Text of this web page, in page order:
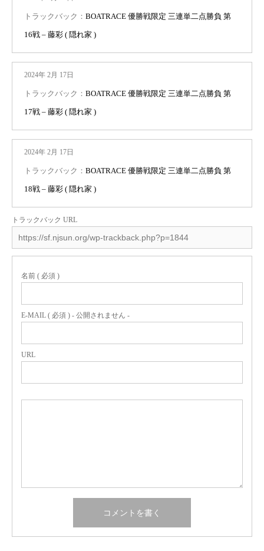
トラックバック： BOATRACE 優勝戦限定 三連単二点勝負 第
16戦 – 藤彩 ( 隠れ家 )
2024年 2月 17日
トラックバック： BOATRACE 優勝戦限定 三連単二点勝負 第
17戦 – 藤彩 ( 隠れ家 )
2024年 2月 17日
トラックバック： BOATRACE 優勝戦限定 三連単二点勝負 第
18戦 – 藤彩 ( 隠れ家 )
トラックバック URL
名前 ( 必須 )
E-MAIL ( 必須 ) - 公開されません -
URL